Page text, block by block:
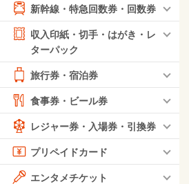
新幹線・特急回数券・回数券
収入印紙・切手・はがき・レ
ターパック
旅行券・宿泊券
食事券・ビール券
レジャー券・入場券・引換券
プリペイドカード
エンタメチケット